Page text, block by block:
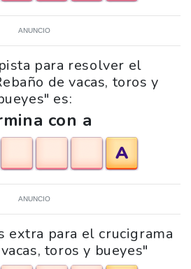
ANUNCIO
para resolver el
de vacas, toros y
es:
con a
A
ANUNCIO
extra para el crucigrama
toros y bueyes"